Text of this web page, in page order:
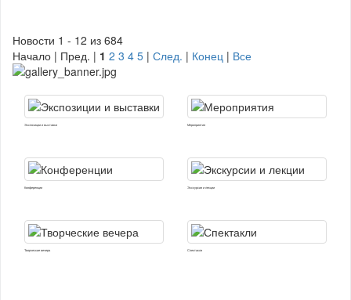
Новости 1 - 12 из 684
Начало | Пред. | 1 2 3 4 5 | След. | Конец | Все
Экспозиции и выставки Мероприятия
Конференции Экскурсии и лекции
Творческие вечера Спектакли